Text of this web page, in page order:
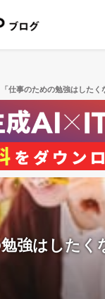
「仕事のための勉強はした
強はしたく